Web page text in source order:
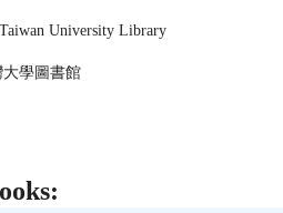
University Library
大學圖書館